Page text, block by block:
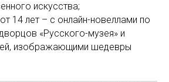
искусства;
14 лет – с онлайн-новеллами по
«Русского-музея» и
изображающими шедевры